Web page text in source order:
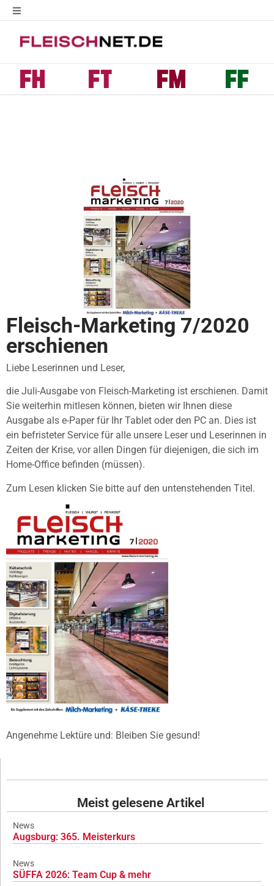
Fleisch-Marketing 7/2020
erschienen
Liebe Leserinnen und Leser,
die Juli-Ausgabe von Fleisch-Marketing ist erschienen. Damit
Sie weiterhin mitlesen können, bieten wir Ihnen diese
Ausgabe als e-Paper für Ihr Tablet oder den PC an. Dies ist
ein befristeter Service für alle unsere Leser und Leserinnen in
Zeiten der Krise, vor allen Dingen für diejenigen, die sich im
Home-Office befinden (müssen).
Zum Lesen klicken Sie bitte auf den untenstehenden Titel.
Angenehme Lektüre und: Bleiben Sie gesund!
Meist gelesene Artikel
News
Augsburg: 365. Meisterkurs
News
SÜFFA 2026: Team Cup & mehr